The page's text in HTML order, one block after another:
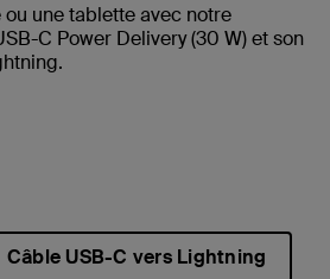
une tablette avec notre
C Power Delivery (30 W) et son
Câble USB-C vers Lightning